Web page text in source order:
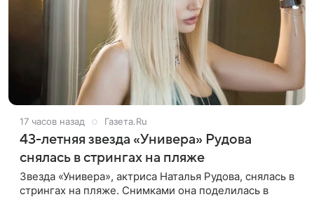
17 часов назад Газета.Ru
43-летняя звезда «Универа» Рудова
снялась в стрингах на пляже
Звезда «Универа», актриса Наталья Рудова, снялась в
стрингах на пляже. Снимками она поделилась в